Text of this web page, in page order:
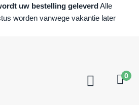
uw bestelling geleverdAlle
worden vanwege vakantie later
0